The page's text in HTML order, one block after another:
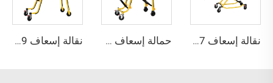
نقالة إسعاف YHR-A7 بدون شعار - أصفر حمالة إسعاف YHR-A8 نقالة إسعاف YHR-A9 أزرق